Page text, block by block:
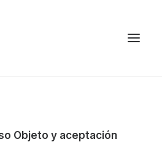
Objeto y aceptación